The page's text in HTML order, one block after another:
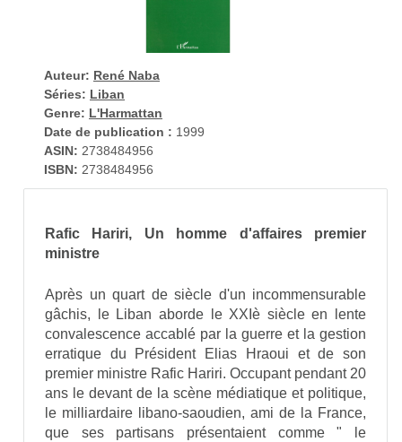
Auteur: René Naba
Séries: Liban
Genre: L'Harmattan
Date de publication : 1999
ASIN: 2738484956
ISBN: 2738484956
Rafic Hariri, Un homme d'affaires premier
ministre
Après un quart de siècle d'un incommensurable
gâchis, le Liban aborde le XXIè siècle en lente
convalescence accablé par la guerre et la gestion
erratique du Président Elias Hraoui et de son
premier ministre Rafic Hariri. Occupant pendant 20
ans le devant de la scène médiatique et politique,
le milliardaire libano-saoudien, ami de la France,
que ses partisans présentaient comme " le